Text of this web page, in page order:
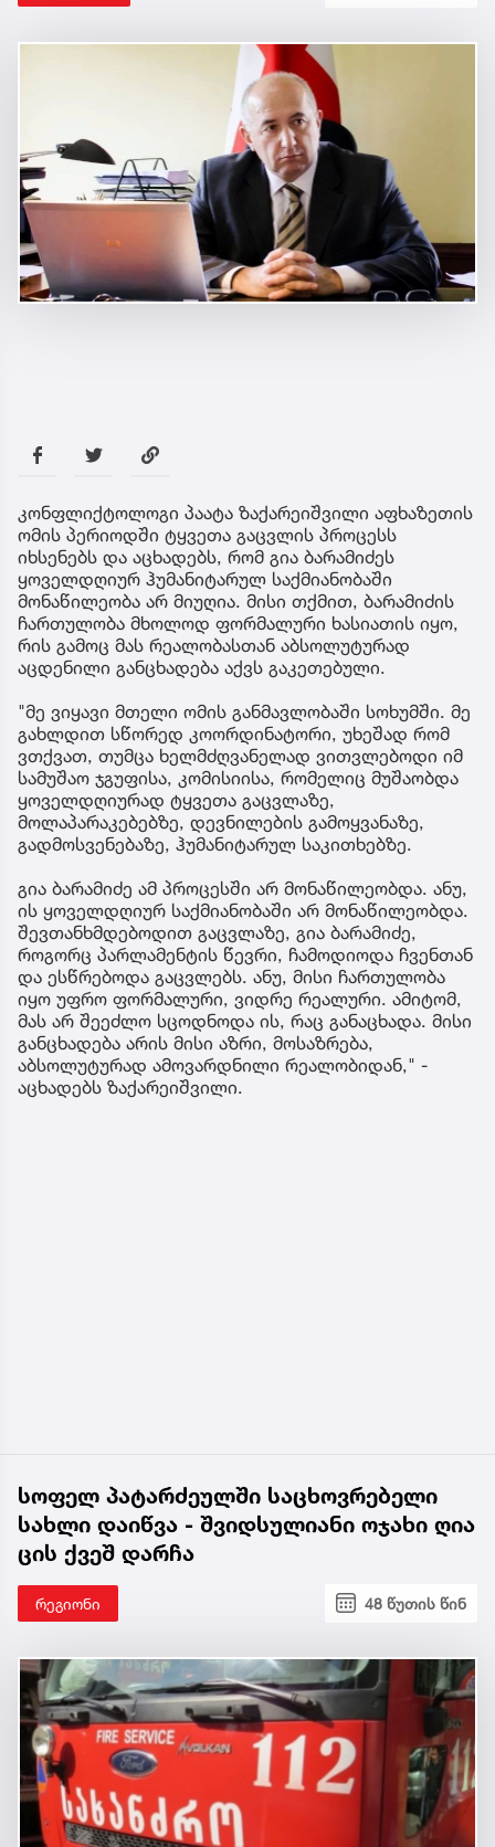
კონფლიქტოლოგი პაატა ზაქარეიშვილი აფხაზეთის
ომის პერიოდში ტყვეთა გაცვლის პროცესს
იხსენებს და აცხადებს, რომ გია ბარამიძეს
ყოველდღიურ ჰუმანიტარულ საქმიანობაში
მონაწილეობა არ მიუღია. მისი თქმით, ბარამიძის
ჩართულობა მხოლოდ ფორმალური ხასიათის იყო,
რის გამოც მას რეალობასთან აბსოლუტურად
აცდენილი განცხადება აქვს გაკეთებული.
"მე ვიყავი მთელი ომის განმავლობაში სოხუმში. მე
გახლდით სწორედ კოორდინატორი, უხეშად რომ
ვთქვათ, თუმცა ხელმძღვანელად ვითვლებოდი იმ
სამუშაო ჯგუფისა, კომისიისა, რომელიც მუშაობდა
ყოველდღიურად ტყვეთა გაცვლაზე,
მოლაპარაკებებზე, დევნილების გამოყვანაზე,
გადმოსვენებაზე, ჰუმანიტარულ საკითხებზე.
გია ბარამიძე ამ პროცესში არ მონაწილეობდა. ანუ,
ის ყოველდღიურ საქმიანობაში არ მონაწილეობდა.
შევთანხმდებოდით გაცვლაზე, გია ბარამიძე,
როგორც პარლამენტის წევრი, ჩამოდიოდა ჩვენთან
და ესწრებოდა გაცვლებს. ანუ, მისი ჩართულობა
იყო უფრო ფორმალური, ვიდრე რეალური. ამიტომ,
მას არ შეეძლო სცოდნოდა ის, რაც განაცხადა. მისი
განცხადება არის მისი აზრი, მოსაზრება,
აბსოლუტურად ამოვარდნილი რეალობიდან," -
აცხადებს ზაქარეიშვილი.
სოფელ პატარძეულში საცხოვრებელი
სახლი დაიწვა - შვიდსულიანი ოჯახი ღია
ცის ქვეშ დარჩა
რეგიონი 48 წუთის წინ